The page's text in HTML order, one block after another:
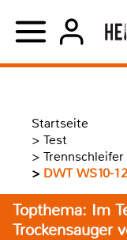
Startseite
> Test
> Trennschleifer
> DWT WS10-
Topthema: Im
Trockensauger